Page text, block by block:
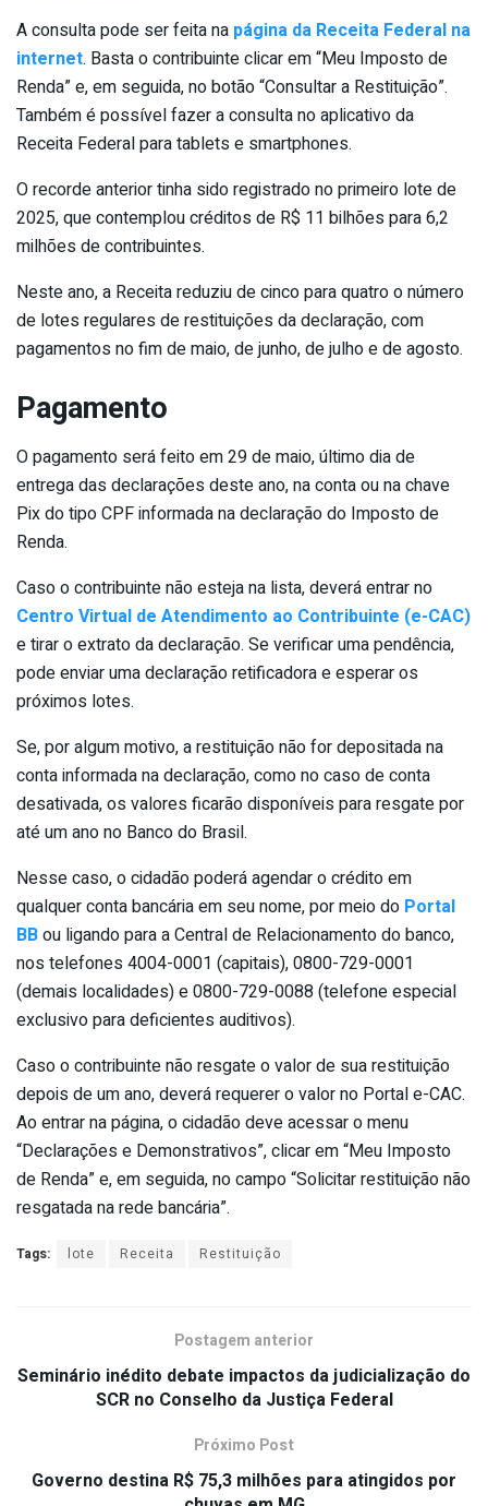
A consulta pode ser feita na página da Receita Federal na
internet. Basta o contribuinte clicar em “Meu Imposto de
Renda” e, em seguida, no botão “Consultar a Restituição”.
Também é possível fazer a consulta no aplicativo da
Receita Federal para tablets e smartphones.
O recorde anterior tinha sido registrado no primeiro lote de
2025, que contemplou créditos de R$ 11 bilhões para 6,2
milhões de contribuintes.
Neste ano, a Receita reduziu de cinco para quatro o número
de lotes regulares de restituições da declaração, com
pagamentos no fim de maio, de junho, de julho e de agosto.
Pagamento
O pagamento será feito em 29 de maio, último dia de
entrega das declarações deste ano, na conta ou na chave
Pix do tipo CPF informada na declaração do Imposto de
Renda.
Caso o contribuinte não esteja na lista, deverá entrar no
Centro Virtual de Atendimento ao Contribuinte (e-CAC)
e tirar o extrato da declaração. Se verificar uma pendência,
pode enviar uma declaração retificadora e esperar os
próximos lotes.
Se, por algum motivo, a restituição não for depositada na
conta informada na declaração, como no caso de conta
desativada, os valores ficarão disponíveis para resgate por
até um ano no Banco do Brasil.
Nesse caso, o cidadão poderá agendar o crédito em
qualquer conta bancária em seu nome, por meio do Portal
BBou ligando para a Central de Relacionamento do banco,
nos telefones 4004-0001 (capitais), 0800-729-0001
(demais localidades) e 0800-729-0088 (telefone especial
exclusivo para deficientes auditivos).
Caso o contribuinte não resgate o valor de sua restituição
depois de um ano, deverá requerer o valor no Portal e-CAC.
Ao entrar na página, o cidadão deve acessar o menu
“Declarações e Demonstrativos”, clicar em “Meu Imposto
de Renda” e, em seguida, no campo “Solicitar restituição não
resgatada na rede bancária”.
Tags: lote Receita Restituição
Postagem anterior
Seminário inédito debate impactos da judicialização do
SCR no Conselho da Justiça Federal
Próximo Post
Governo destina R$ 75,3 milhões para atingidos por